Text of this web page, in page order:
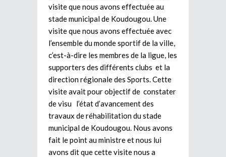
visite que nous avons effectuée au
stade municipal de Koudougou. Une
visite que nous avons effectuée avec
l’ensemble du monde sportif de la ville,
c’est-à-dire les membres de la ligue, les
supporters des différents clubs et la
direction régionale des Sports. Cette
visite avait pour objectif de constater
de visu l’état d’avancement des
travaux de réhabilitation du stade
municipal de Koudougou. Nous avons
fait le point au ministre et nous lui
avons dit que cette visite nous a